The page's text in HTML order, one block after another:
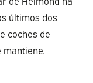
últimos dos
coches de